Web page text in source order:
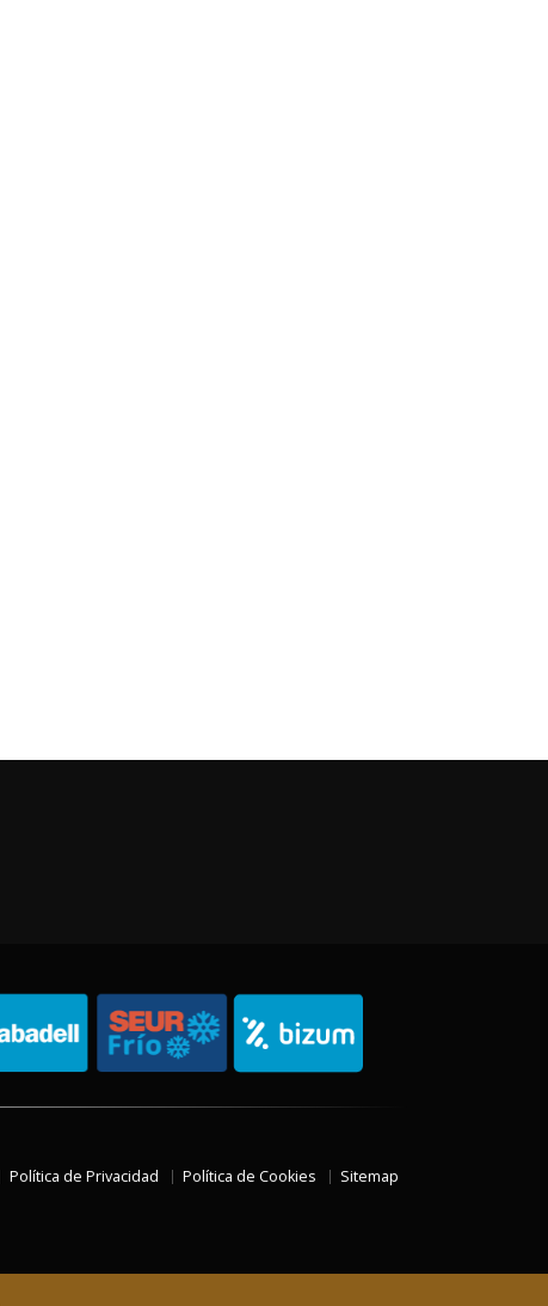
Política de Privacidad Política de Cookies Sitemap